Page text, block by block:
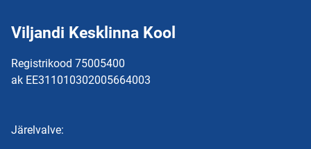
Viljandi Kesklinna Kool
Registrikood 75005400
ak EE311010302005664003
Järelvalve: